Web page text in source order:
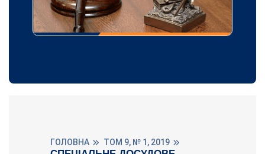
ГОЛОВНА ТОМ 9, № 1, 2019